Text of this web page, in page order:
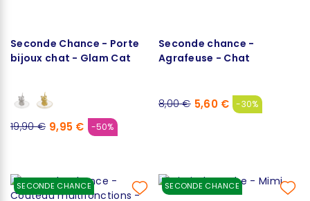
Seconde Chance - Porte
bijoux chat - Glam Cat
19,90 € 9,95 € -50%
Seconde chance -
Agrafeuse - Chat
8,00 € 5,60 € -30%
SECONDE CHANCE SECONDE CHANCE